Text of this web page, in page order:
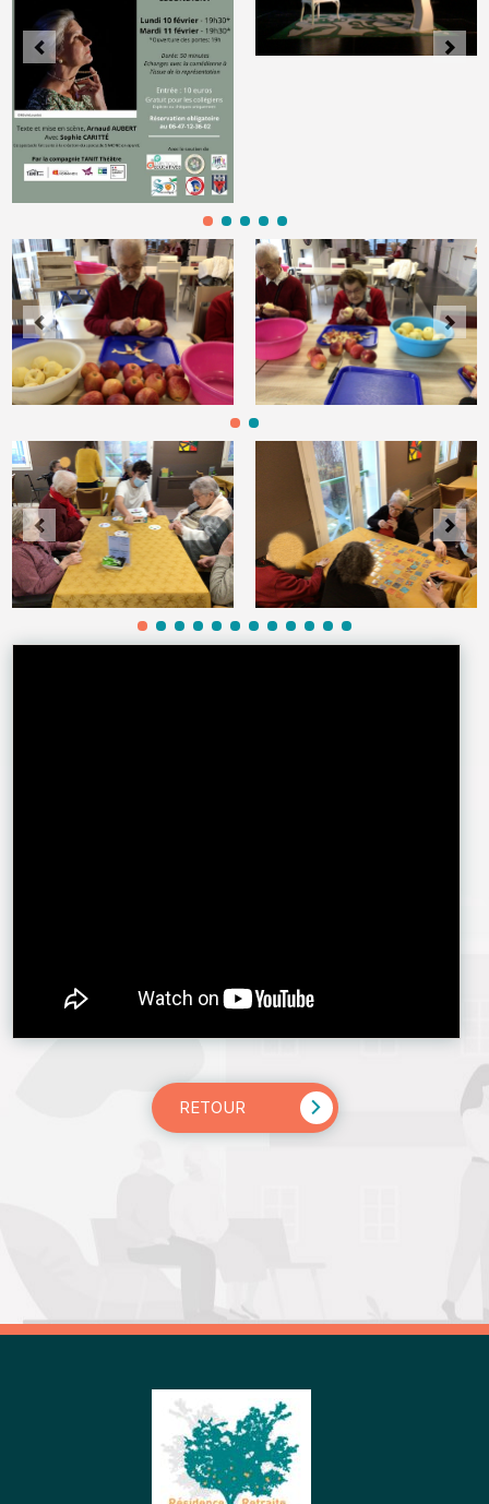
RETOUR